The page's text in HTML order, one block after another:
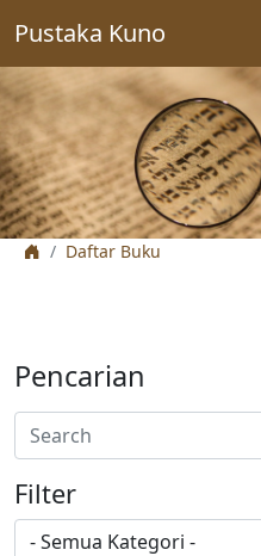
Pustaka Kuno
Daftar Buku
Pencarian
Filter